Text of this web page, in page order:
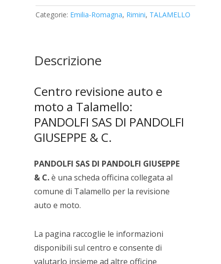
DI
PANDOLFI
quantità
Categorie: Emilia-Romagna, Rimini, TALAMELLO
Descrizione
Centro revisione auto e
moto a Talamello:
PANDOLFI SAS DI PANDOLFI
GIUSEPPE & C.
PANDOLFI SAS DI PANDOLFI GIUSEPPE
& C.è una scheda officina collegata al
comune di Talamello per la revisione
auto e moto.
La pagina raccoglie le informazioni
disponibili sul centro e consente di
valutarlo insieme ad altre officine